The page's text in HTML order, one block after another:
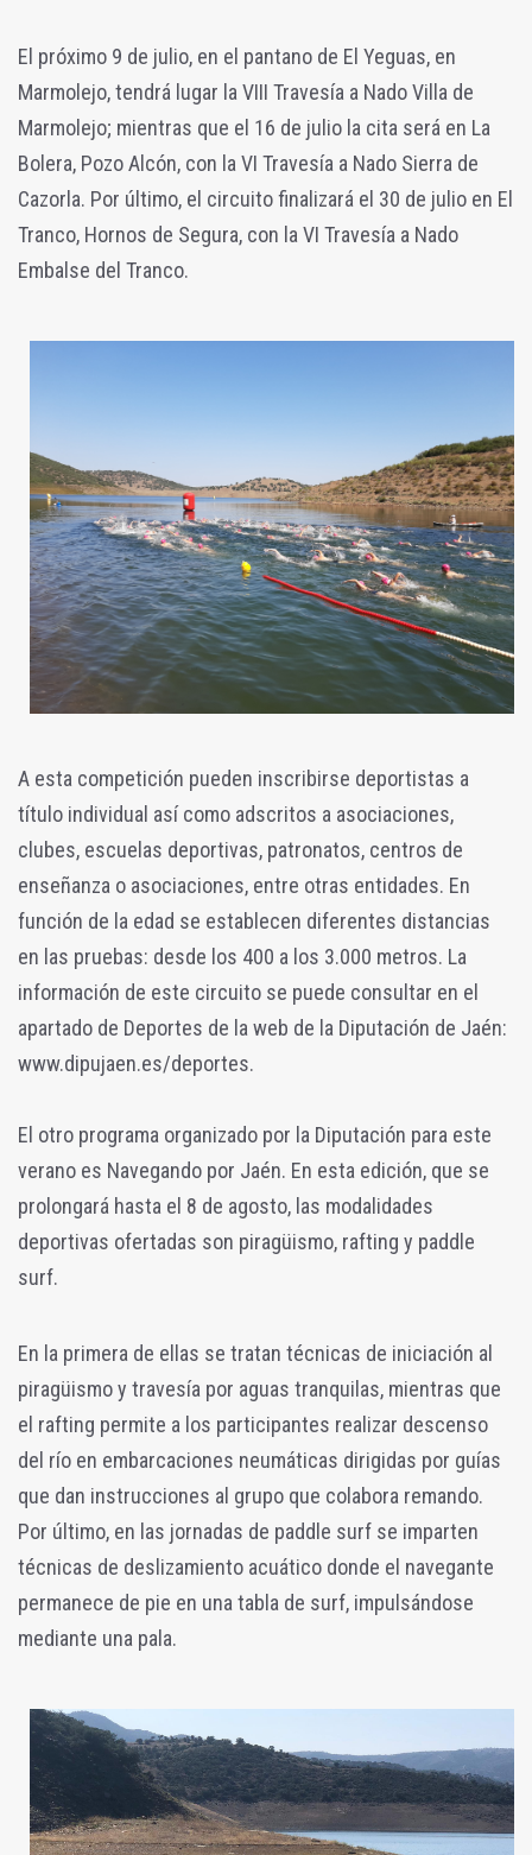
El próximo 9 de julio, en el pantano de El Yeguas, en
Marmolejo, tendrá lugar la VIII Travesía a Nado Villa de
Marmolejo; mientras que el 16 de julio la cita será en La
Bolera, Pozo Alcón, con la VI Travesía a Nado Sierra de
Cazorla. Por último, el circuito finalizará el 30 de julio en El
Tranco, Hornos de Segura, con la VI Travesía a Nado
Embalse del Tranco.
A esta competición pueden inscribirse deportistas a
título individual así como adscritos a asociaciones,
clubes, escuelas deportivas, patronatos, centros de
enseñanza o asociaciones, entre otras entidades. En
función de la edad se establecen diferentes distancias
en las pruebas: desde los 400 a los 3.000 metros. La
información de este circuito se puede consultar en el
apartado de Deportes de la web de la Diputación de Jaén:
www.dipujaen.es/deportes.
El otro programa organizado por la Diputación para este
verano es Navegando por Jaén. En esta edición, que se
prolongará hasta el 8 de agosto, las modalidades
deportivas ofertadas son piragüismo, rafting y paddle
surf.
En la primera de ellas se tratan técnicas de iniciación al
piragüismo y travesía por aguas tranquilas, mientras que
el rafting permite a los participantes realizar descenso
del río en embarcaciones neumáticas dirigidas por guías
que dan instrucciones al grupo que colabora remando.
Por último, en las jornadas de paddle surf se imparten
técnicas de deslizamiento acuático donde el navegante
permanece de pie en una tabla de surf, impulsándose
mediante una pala.